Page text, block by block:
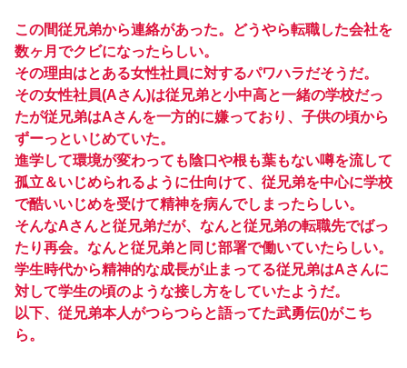
この間従兄弟から連絡があった。どうやら転職した会社を
数ヶ月でクビになったらしい。
その理由はとある女性社員に対するパワハラだそうだ。
その女性社員(Aさん)は従兄弟と小中高と一緒の学校だっ
たが従兄弟はAさんを一方的に嫌っており、子供の頃から
ずーっといじめていた。
進学して環境が変わっても陰口や根も葉もない噂を流して
孤立＆いじめられるように仕向けて、従兄弟を中心に学校
で酷いいじめを受けて精神を病んでしまったらしい。
そんなAさんと従兄弟だが、なんと従兄弟の転職先でばっ
たり再会。なんと従兄弟と同じ部署で働いていたらしい。
学生時代から精神的な成長が止まってる従兄弟はAさんに
対して学生の頃のような接し方をしていたようだ。
以下、従兄弟本人がつらつらと語ってた武勇伝()がこち
ら。